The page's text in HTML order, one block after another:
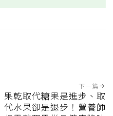
下一篇
果乾取代糖果是進步、取
代水果卻是退步！營養師